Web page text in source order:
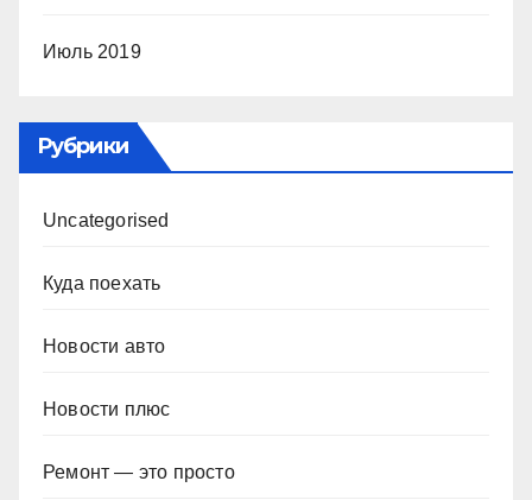
Июль 2019
Рубрики
Uncategorised
Куда поехать
Новости авто
Новости плюс
Ремонт — это просто